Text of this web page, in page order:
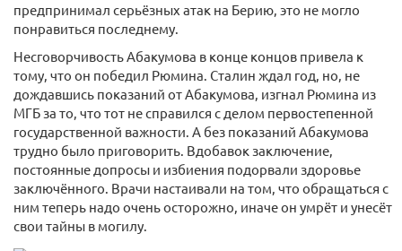
предпринимал серьёзных атак на Берию, это не могло
понравиться последнему.
Несговорчивость Абакумова в конце концов привела к
тому, что он победил Рюмина. Сталин ждал год, но, не
дождавшись показаний от Абакумова, изгнал Рюмина из
МГБ за то, что тот не справился с делом первостепенной
государственной важности. А без показаний Абакумова
трудно было приговорить. Вдобавок заключение,
постоянные допросы и избиения подорвали здоровье
заключённого. Врачи настаивали на том, что обращаться с
ним теперь надо очень осторожно, иначе он умрёт и унесёт
свои тайны в могилу.